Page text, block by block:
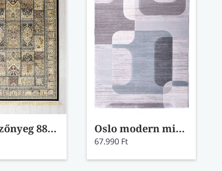
Silky szőnyeg 88524/3737 135x195 Oslo modern mintás szőnyeg 63592/4747 133x195
67.990 Ft